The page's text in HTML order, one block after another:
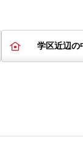
学区近辺の